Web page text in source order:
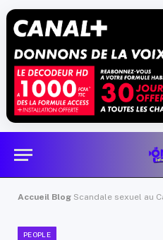
Accueil Blog Scandale sexuel au Cameroun :
PEOPLE